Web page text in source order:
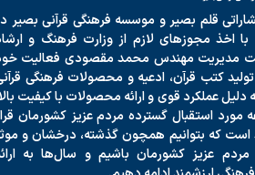
قلم بصیر و موسسه فرهنگی قرآنی بصیر
سال ۱۳۸۸ با اخذ مجوزهای لازم از وزارت فرهنگ و
مدیریت مهندس محمد مقصودی فعالیت
تولید کتب قرآن، ادعیه و محصولات فرهنگی
دلیل عملکرد قوی و ارائه محصولات با کیفیت
مورد استقبال گسترده مردم عزیز کشورمان
است که بتوانیم همچون گذشته، درخشان و
عزیز کشورمان باشیم و سال‌ها به